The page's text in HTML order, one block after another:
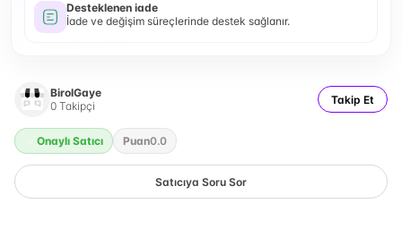
Desteklenen iade
İade ve değişim süreçlerinde destek sağlanır.
BirolGaye
0 Takipçi Takip Et
Onaylı Satıcı Puan0.0
Satıcıya Soru Sor